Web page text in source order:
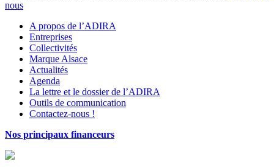
nous
A propos de l’ADIRA
Entreprises
Collectivités
Marque Alsace
Actualités
Agenda
La lettre et le dossier de l’ADIRA
Outils de communication
Contactez-nous !
Nos principaux financeurs